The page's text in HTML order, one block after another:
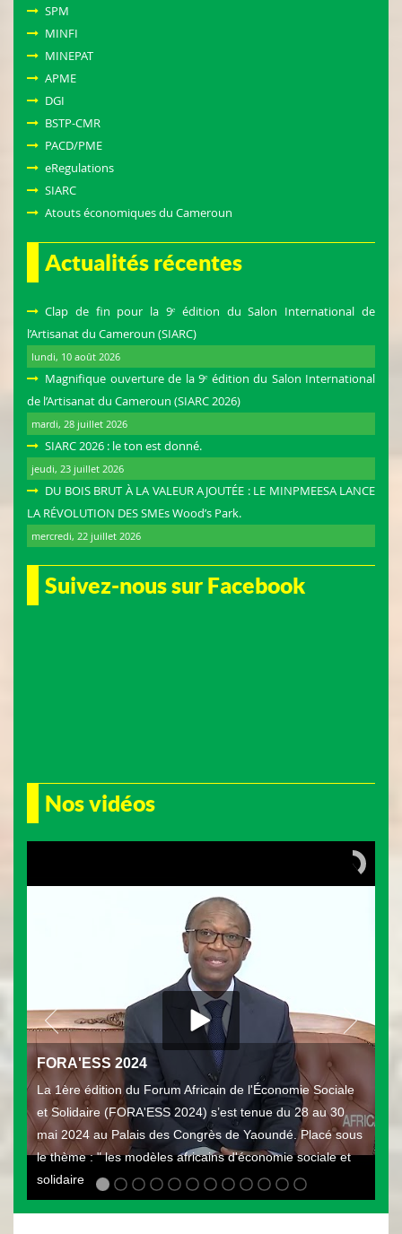
SPM
MINFI
MINEPAT
APME
DGI
BSTP-CMR
PACD/PME
eRegulations
SIARC
Atouts économiques du Cameroun
Actualités récentes
Clap de fin pour la 9ᵉ édition du Salon International de
l’Artisanat du Cameroun (SIARC)
lundi, 10 août 2026
Magnifique ouverture de la 9ᵉ édition du Salon International
de l’Artisanat du Cameroun (SIARC 2026)
mardi, 28 juillet 2026
SIARC 2026 : le ton est donné.
jeudi, 23 juillet 2026
DU BOIS BRUT À LA VALEUR AJOUTÉE : LE MINPMEESA LANCE
LA RÉVOLUTION DES SMEs Wood’s Park.
mercredi, 22 juillet 2026
Suivez-nous sur Facebook
Nos vidéos
FORA'ESS 2024
La 1ère édition du Forum Africain de l'Économie Sociale
et Solidaire (FORA'ESS 2024) s’est tenue du 28 au 30
mai 2024 au Palais des Congrès de Yaoundé. Placé sous
le thème : " les modèles africains d'économie sociale et
solidaire